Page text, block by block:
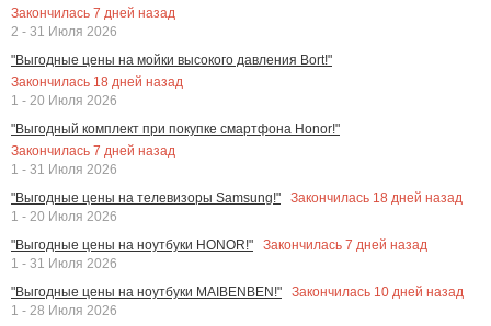
Закончилась 7 дней назад
2 - 31 Июля 2026
"Выгодные цены на мойки высокого давления Bort!"
Закончилась 18 дней назад
1 - 20 Июля 2026
"Выгодный комплект при покупке смартфона Honor!"
Закончилась 7 дней назад
1 - 31 Июля 2026
"Выгодные цены на телевизоры Samsung!"
Закончилась 18 дней назад
1 - 20 Июля 2026
"Выгодные цены на ноутбуки HONOR!"
Закончилась 7 дней назад
1 - 31 Июля 2026
"Выгодные цены на ноутбуки MAIBENBEN!"
Закончилась 10 дней назад
1 - 28 Июля 2026